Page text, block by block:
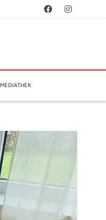
MEDIATHEK